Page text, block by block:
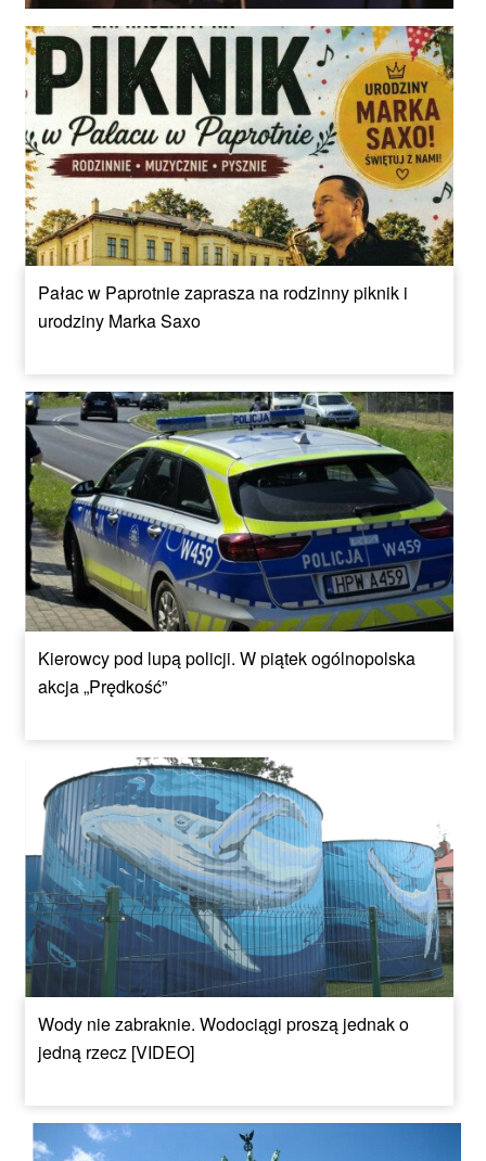
Pałac w Paprotnie zaprasza na rodzinny piknik i
urodziny Marka Saxo
Kierowcy pod lupą policji. W piątek ogólnopolska
akcja „Prędkość”
Wody nie zabraknie. Wodociągi proszą jednak o
jedną rzecz [VIDEO]